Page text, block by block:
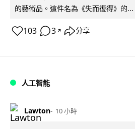
的藝術品。這件名為《失而復得》的...
103 3 ↗ 分享
人工智能
Lawton 10 小時